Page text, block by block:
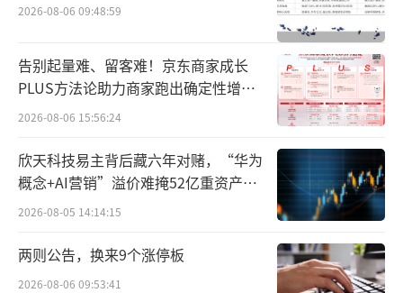
台。从茅台2018年四季报来看，当时瑞丰汇邦
三号持股数量为359.13万股，市值约21.19亿
元。
而金汇荣盛首次跻身贵州茅台前十大流通
股东的时间较瑞丰汇邦三号晚了大约半年，直
到2019年第二季度才出现在前十大流通股东名
单上。当时茅台的股价已经走出低谷，最高每
股近千元，茅台股价的走高也有大盘的助力，
彼时沪深300进入技术性牛市。
2026-08-06 09:48:59
告别起量难、留客难！京东商家成长
PLUS方法论助力商家跑出确定性增长
路径
2026-08-06 15:56:24
欣天科技易主背后藏六年对赌，“华为
概念+AI营销”溢价难掩52亿重资产考
验
2026-08-05 14:14:15
两则公告，换来9个涨停板
2026-08-06 09:53:41